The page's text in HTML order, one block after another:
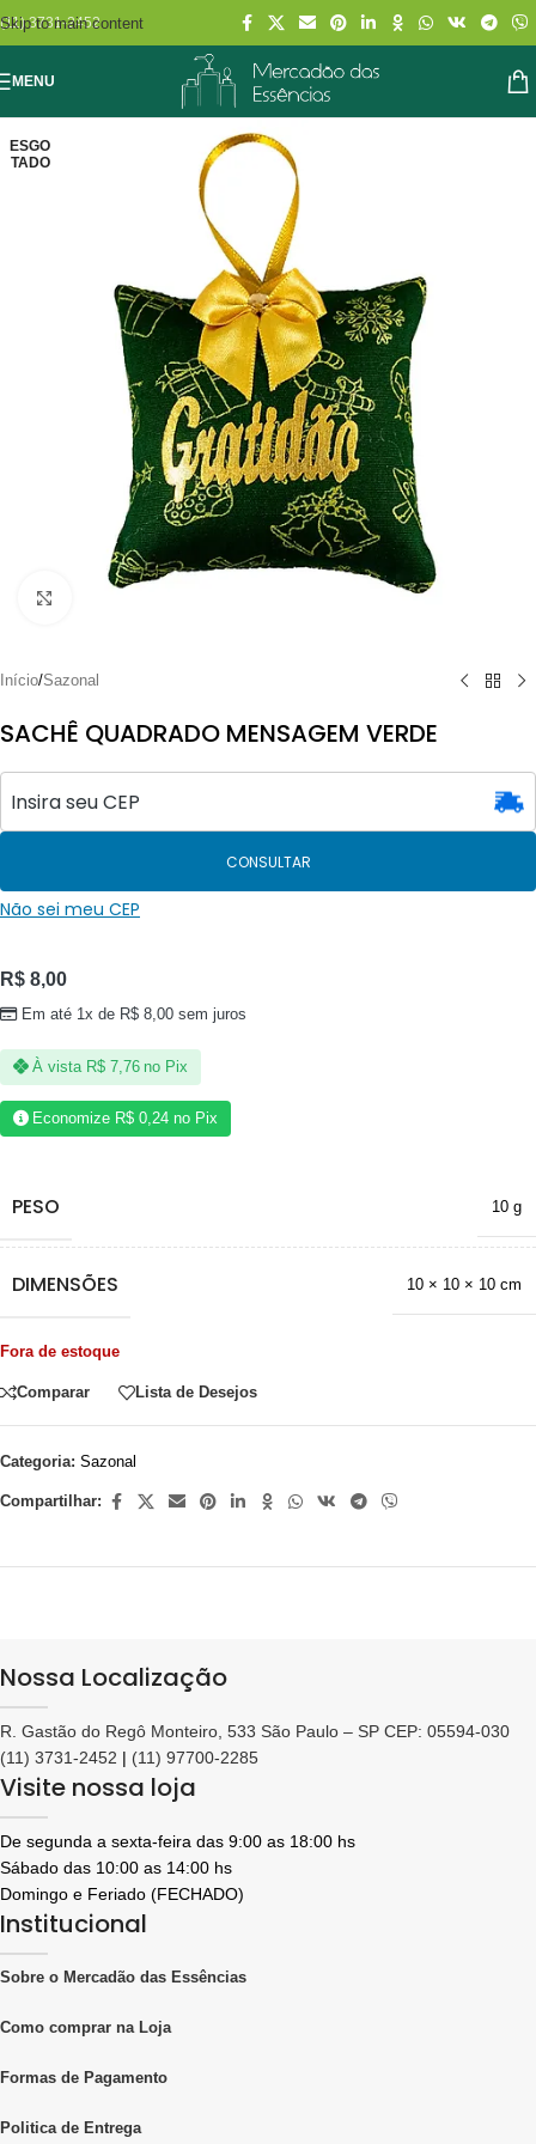
Skip to main content
(11) 3731-2452
MENU
ESGO
TADO
Início/Sazonal
SACHÊ QUADRADO MENSAGEM VERDE
CONSULTAR
Não sei meu CEP
R$ 8,00
Em até 1x de R$ 8,00 sem juros
À vista R$7,76 no Pix
Economize R$ 0,24 no Pix
PESO 10 g
DIMENSÕES 10 × 10 × 10 cm
Fora de estoque
Comparar Lista de Desejos
Categoria: Sazonal
Compartilhar:
Nossa Localização
R. Gastão do Regô Monteiro, 533 São Paulo – SP CEP: 05594-030
(11) 3731-2452 | (11) 97700-2285
Visite nossa loja
De segunda a sexta-feira das 9:00 as 18:00 hs
Sábado das 10:00 as 14:00 hs
Domingo e Feriado (FECHADO)
Institucional
Sobre o Mercadão das Essências
Como comprar na Loja
Formas de Pagamento
Politica de Entrega